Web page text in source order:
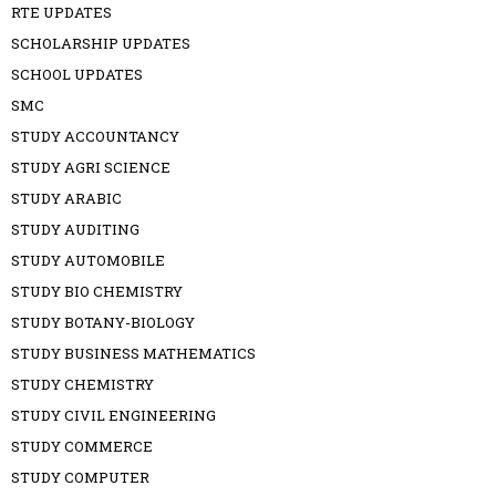
RTE UPDATES
SCHOLARSHIP UPDATES
SCHOOL UPDATES
SMC
STUDY ACCOUNTANCY
STUDY AGRI SCIENCE
STUDY ARABIC
STUDY AUDITING
STUDY AUTOMOBILE
STUDY BIO CHEMISTRY
STUDY BOTANY-BIOLOGY
STUDY BUSINESS MATHEMATICS
STUDY CHEMISTRY
STUDY CIVIL ENGINEERING
STUDY COMMERCE
STUDY COMPUTER